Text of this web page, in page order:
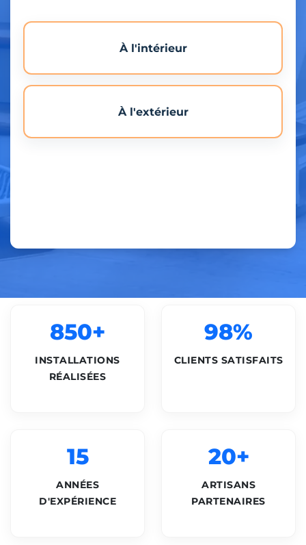
À l'intérieur
À l'extérieur
850+
INSTALLATIONS
RÉALISÉES
98%
CLIENTS SATISFAITS
15
ANNÉES
D'EXPÉRIENCE
20+
ARTISANS
PARTENAIRES